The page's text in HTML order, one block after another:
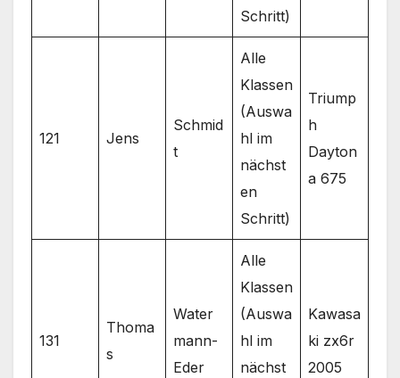
Schritt)
121 Jens
Schmid
t
Alle
Klassen
(Auswa
hl im
nächst
en
Schritt)
Triump
h
Dayton
a 675
131
Thoma
s
Water
mann-
Eder
Alle
Klassen
(Auswa
hl im
nächst
Kawasa
ki zx6r
2005